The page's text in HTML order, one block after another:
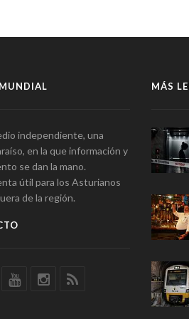
independiente, una
en la que información y
se dan la mano.
útil para los Asturianos
de la región.
MÁS